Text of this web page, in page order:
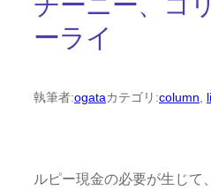
ーライ
執筆者:ogataカテゴリ:column
ルピー現金の必要が生じて